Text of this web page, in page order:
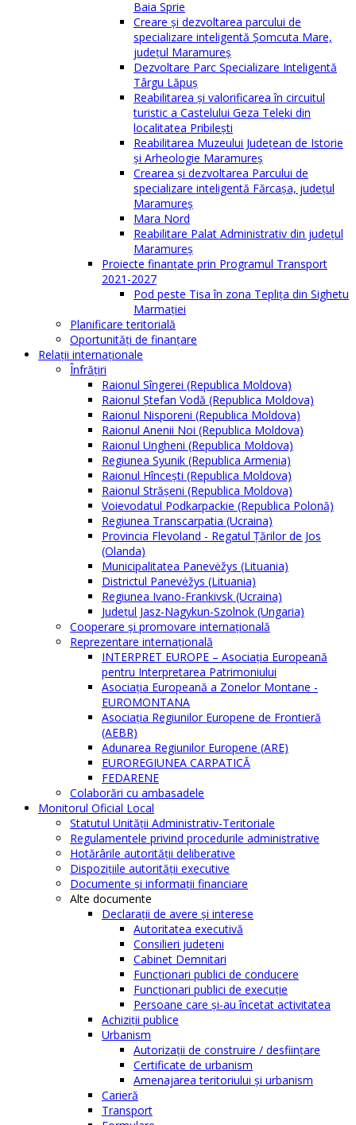
Baia Sprie
Creare și dezvoltarea parcului de
specializare inteligentă Șomcuta Mare,
județul Maramureș
Dezvoltare Parc Specializare Inteligentă
Târgu Lăpuș
Reabilitarea și valorificarea în circuitul
turistic a Castelului Geza Teleki din
localitatea Pribilești
Reabilitarea Muzeului Județean de Istorie
și Arheologie Maramureș
Crearea și dezvoltarea Parcului de
specializare inteligentă Fărcașa, județul
Maramureș
Mara Nord
Reabilitare Palat Administrativ din județul
Maramureș
Proiecte finanțate prin Programul Transport
2021-2027
Pod peste Tisa în zona Teplița din Sighetu
Marmației
Planificare teritorială
Oportunităţi de finanţare
Relaţii internaţionale
Înfrăţiri
Raionul Sîngerei (Republica Moldova)
Raionul Ștefan Vodă (Republica Moldova)
Raionul Nisporeni (Republica Moldova)
Raionul Anenii Noi (Republica Moldova)
Raionul Ungheni (Republica Moldova)
Regiunea Syunik (Republica Armenia)
Raionul Hîncești (Republica Moldova)
Raionul Străşeni (Republica Moldova)
Voievodatul Podkarpackie (Republica Polonă)
Regiunea Transcarpatia (Ucraina)
Provincia Flevoland - Regatul Ţărilor de Jos
(Olanda)
Municipalitatea Panevėžys (Lituania)
Districtul Panevėžys (Lituania)
Regiunea Ivano-Frankivsk (Ucraina)
Judeţul Jasz-Nagykun-Szolnok (Ungaria)
Cooperare şi promovare internaţională
Reprezentare internaţională
INTERPRET EUROPE – Asociația Europeană
pentru Interpretarea Patrimoniului
Asociația Europeană a Zonelor Montane -
EUROMONTANA
Asociația Regiunilor Europene de Frontieră
(AEBR)
Adunarea Regiunilor Europene (ARE)
EUROREGIUNEA CARPATICĂ
FEDARENE
Colaborări cu ambasadele
Monitorul Oficial Local
Statutul Unităţii Administrativ-Teritoriale
Regulamentele privind procedurile administrative
Hotărârile autorităţii deliberative
Dispoziţiile autorităţii executive
Documente şi informaţii financiare
Alte documente
Declaraţii de avere şi interese
Autoritatea executivă
Consilieri judeţeni
Cabinet Demnitari
Funcţionari publici de conducere
Funcționari publici de execuție
Persoane care şi-au încetat activitatea
Achiziţii publice
Urbanism
Autorizații de construire / desființare
Certificate de urbanism
Amenajarea teritoriului şi urbanism
Carieră
Transport